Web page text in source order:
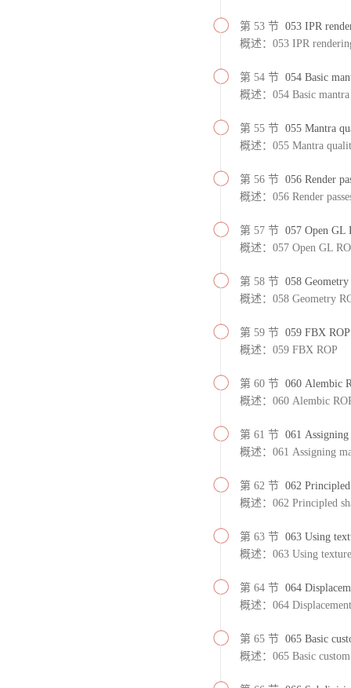
第 53 节 053 IPR
概述：053 IPR
第 54 节 054 Basic
概述：054 Basic
第 55 节 055 Mantra
概述：055 Mantra
第 56 节 056 Render
概述：056 Render
第 57 节 057 Open GL
概述：057 Open GL
第 58 节 058 Geometry
概述：058 Geometry
第 59 节 059 FBX ROP
概述：059 FBX ROP
第 60 节 060 Alembic
概述：060 Alembic
第 61 节 061 Assigning
概述：061 Assigning
第 62 节 062 Principled
概述：062 Principled
第 63 节 063 Using
概述：063 Using
第 64 节 064
概述：064 Displacement
第 65 节 065 Basic
概述：065 Basic custom